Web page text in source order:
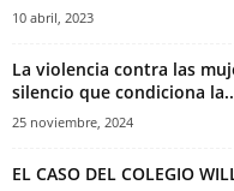
10 abril, 2023
La violencia contra las
silencio que condiciona
25 noviembre, 2024
EL CASO DEL COLEGIO